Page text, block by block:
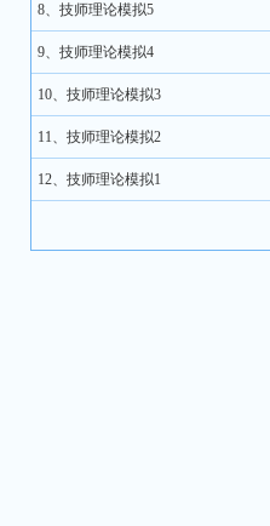
8、技师理论模拟5
9、技师理论模拟4
10、技师理论模拟3
11、技师理论模拟2
12、技师理论模拟1